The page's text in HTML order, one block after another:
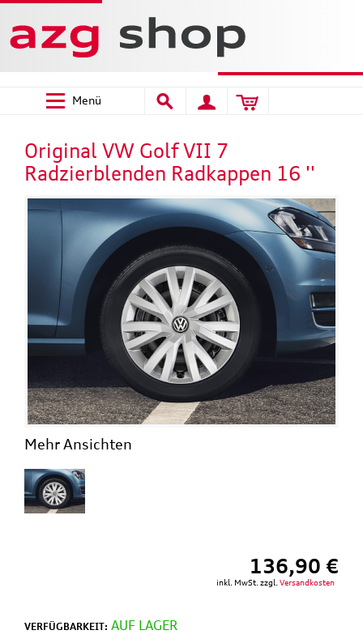
Menü
Original VW Golf VII 7
Radzierblenden Radkappen 16 ''
Mehr Ansichten
136,90 €
inkl. MwSt. zzgl. Versandkosten
VERFÜGBARKEIT: AUF LAGER